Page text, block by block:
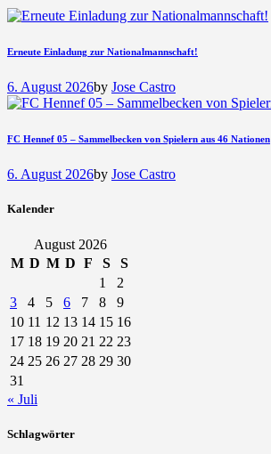
Erneute Einladung zur Nationalmannschaft!
6. August 2026by Jose Castro
FC Hennef 05 – Sammelbecken von Spielern aus 46 Nationen
6. August 2026by Jose Castro
Kalender
August 2026
M D M D F S
S
1
2
3
4 5 6 7 8
9
10 11 12 13 14 15 16
17 18 19 20 21 22 23
24 25 26 27 28 29 30
31
« Juli
Schlagwörter